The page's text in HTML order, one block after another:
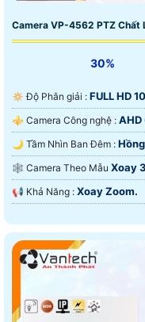
Camera VP-4562 PTZ Chất
30%
🔅 Độ Phân giải : FULL HD
⚜️ Camera Công nghệ : AHD
🌙 Tầm Nhìn Ban Đêm :
🕸️ Camera Theo Mẫu Xoay
️📢 Khả Năng : Xoay Zoom.